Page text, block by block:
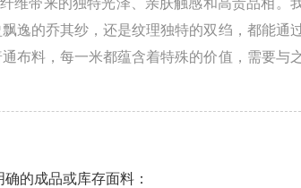
维带来的独特光泽、亲肤触感和高贵品相。
逸的乔其纱，还是纹理独特的双绉，都能通
布料，每一米都蕴含着特殊的价值，需要与
的成品或库存面料：